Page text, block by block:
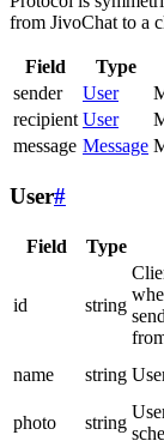
from JivoChat to a
Field Type
sender
User
recipient User
message Message
User#
Field Type
id string
name string
photo
string